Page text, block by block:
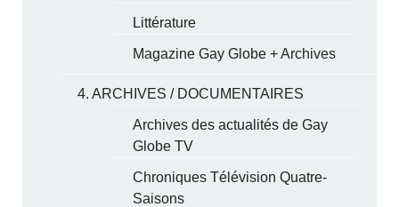
Littérature
Magazine Gay Globe + Archives
4. ARCHIVES / DOCUMENTAIRES
Archives des actualités de Gay
Globe TV
Chroniques Télévision Quatre-
Saisons